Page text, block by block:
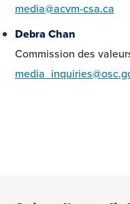
media@acvm-csa.ca
Debra Chan
Commission des